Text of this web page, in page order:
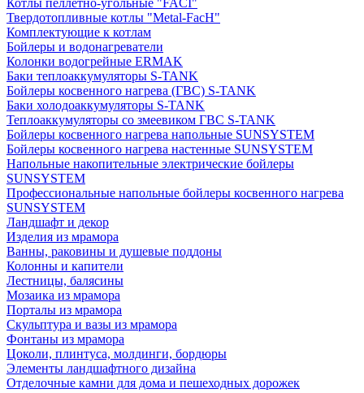
Котлы пеллетно-угольные "FACI"
Твердотопливные котлы "Metal-FacH"
Комплектующие к котлам
Бойлеры и водонагреватели
Колонки водогрейные ERMAK
Баки теплоаккумуляторы S-TANK
Бойлеры косвенного нагрева (ГВС) S-TANK
Баки холодоаккумуляторы S-TANK
Теплоаккумуляторы со змеевиком ГВС S-TANK
Бойлеры косвенного нагрева напольные SUNSYSTEM
Бойлеры косвенного нагрева настенные SUNSYSTEM
Напольные накопительные электрические бойлеры
SUNSYSTEM
Профессиональные напольные бойлеры косвенного нагрева
SUNSYSTEM
Ландшафт и декор
Изделия из мрамора
Ванны, раковины и душевые поддоны
Колонны и капители
Лестницы, балясины
Мозаика из мрамора
Порталы из мрамора
Скульптура и вазы из мрамора
Фонтаны из мрамора
Цоколи, плинтуса, молдинги, бордюры
Элементы ландшафтного дизайна
Отделочные камни для дома и пешеходных дорожек